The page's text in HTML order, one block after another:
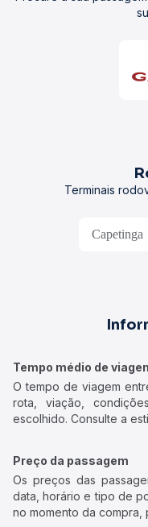
Terminais
Capetinga
Tempo médio de
O tempo de viagem
rota, viação,
escolhido. Consulte a
Preço da passagem
Os preços das
data, horário e tipo de
no momento da